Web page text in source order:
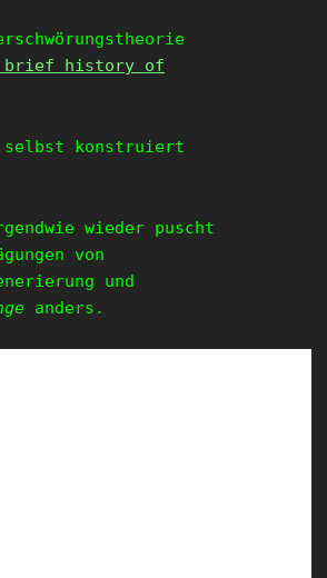
brief history of
selbst konstruiert
wieder puscht
von
und
anders.